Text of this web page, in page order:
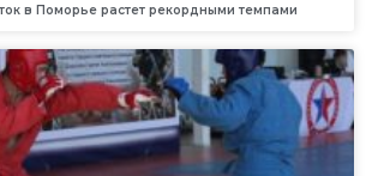
в Поморье растет рекордными темпами